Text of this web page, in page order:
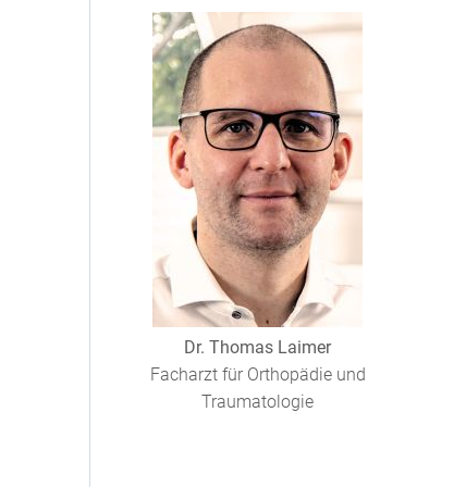
Dr. Thomas Laimer
Facharzt für Orthopädie und
Traumatologie